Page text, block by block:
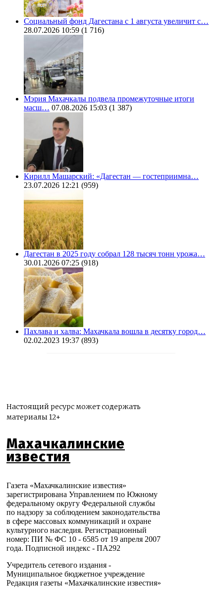
Социальный фонд Дагестана с 1 августа увеличит с…
28.07.2026 10:59 (1 716)
Мэрия Махачкалы подвела промежуточные итоги
масш… 07.08.2026 15:03 (1 387)
Кирилл Машарский: «Дагестан — гостеприимна…
23.07.2026 12:21 (959)
Дагестан в 2025 году собрал 128 тысяч тонн урожа…
30.01.2026 07:25 (918)
Пахлава и халва: Махачкала вошла в десятку город…
02.02.2023 19:37 (893)
Настоящий ресурс может содержать
материалы 12+
Махачкалинские
известия
Газета «Махачкалинские известия»
зарегистрирована Управлением по Южному
федеральному округу Федеральной службы
по надзору за соблюдением законодательства
в сфере массовых коммуникаций и охране
культурного наследия. Регистрационный
номер: ПИ № ФС 10 - 6585 от 19 апреля 2007
года. Подписной индекс - ПА292
Учредитель сетевого издания -
Муниципальное бюджетное учреждение
Редакция газеты «Махачкалинские известия»